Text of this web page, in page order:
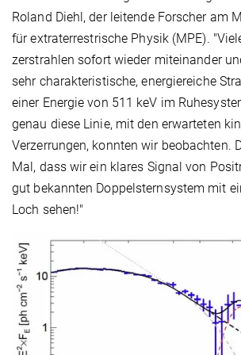
Roland Diehl, der leitende Forscher am
für extraterrestrische Physik (MPE).
zerstrahlen sofort wieder miteinander
sehr charakteristische, energiereiche
einer Energie von 511 keV im
genau diese Linie, mit den erwarteten
Verzerrungen, konnten wir beobachten.
Mal, dass wir ein klares Signal von
gut bekannten Doppelsternsystem mit
Loch sehen!"